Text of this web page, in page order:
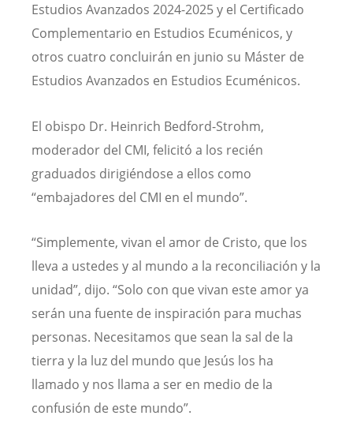
Estudios Avanzados 2024-2025 y el Certificado
Complementario en Estudios Ecuménicos, y
otros cuatro concluirán en junio su Máster de
Estudios Avanzados en Estudios Ecuménicos.
El obispo Dr. Heinrich Bedford-Strohm,
moderador del CMI, felicitó a los recién
graduados dirigiéndose a ellos como
“embajadores del CMI en el mundo”.
“Simplemente, vivan el amor de Cristo, que los
lleva a ustedes y al mundo a la reconciliación y la
unidad”, dijo. “Solo con que vivan este amor ya
serán una fuente de inspiración para muchas
personas. Necesitamos que sean la sal de la
tierra y la luz del mundo que Jesús los ha
llamado y nos llama a ser en medio de la
confusión de este mundo”.